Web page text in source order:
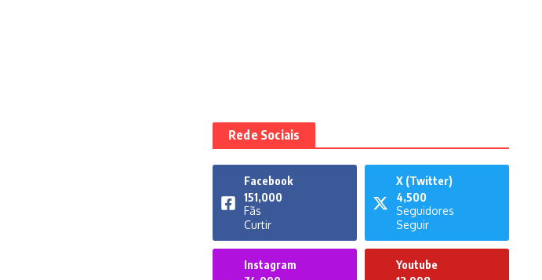
Rede Sociais
Facebook
151,000
Fãs
Curtir
X (Twitter)
4,500
Seguidores
Seguir
Instagram
Youtube